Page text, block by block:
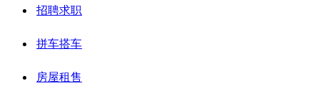
招聘求职
拼车搭车
房屋租售